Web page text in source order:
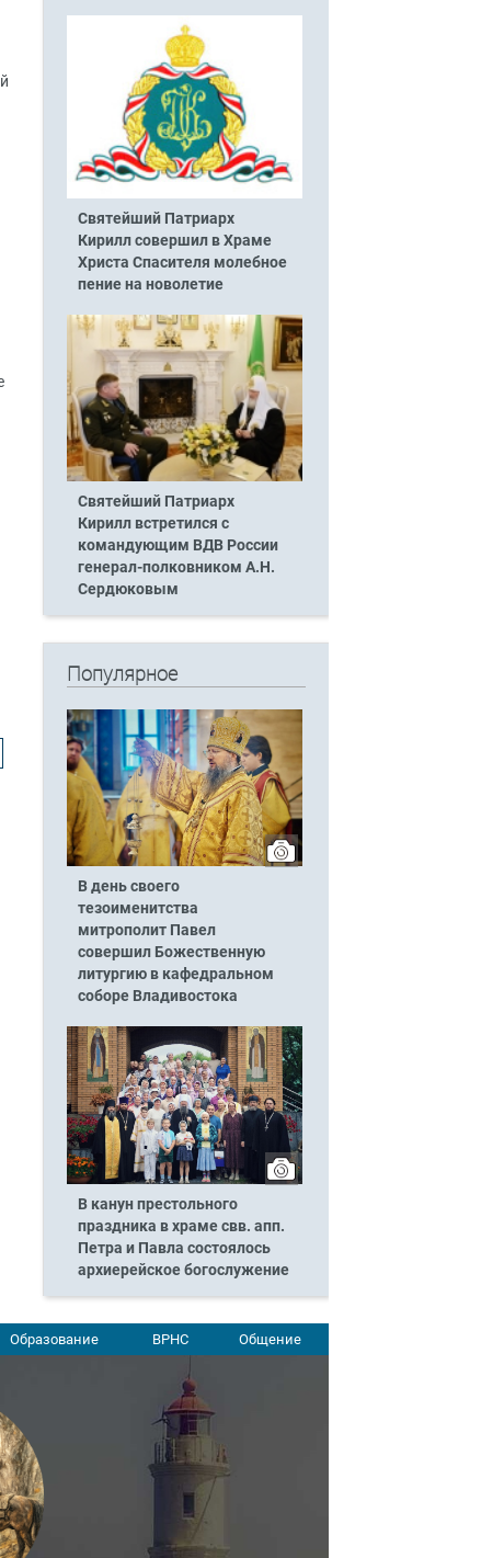
Святейший Патриарх
Кирилл совершил в Храме
Христа Спасителя молебное
пение на новолетие
Святейший Патриарх
Кирилл встретился с
командующим ВДВ России
генерал-полковником А.Н.
Сердюковым
Популярное
В день своего
тезоименитства
митрополит Павел
совершил Божественную
литургию в кафедральном
соборе Владивостока
В канун престольного
праздника в храме свв. апп.
Петра и Павла состоялось
архиерейское богослужение
Образование ВРНС Общение